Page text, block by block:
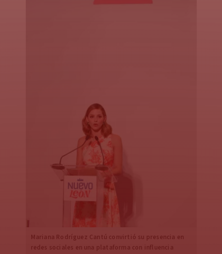
Mariana Rodríguez Cantú convirtió su presencia en
redes sociales en una plataforma con influencia